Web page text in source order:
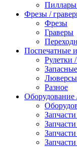
Пиллары
Фрезы /
Фрезы
Граверы
Поспечатные
Рулетки
Разное